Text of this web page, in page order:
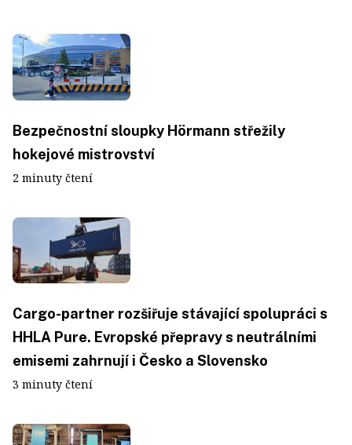
Bezpečnostní sloupky Hörmann střežily
hokejové mistrovství
2 minuty čtení
Cargo-partner rozšiřuje stávající spolupráci s
HHLA Pure. Evropské přepravy s neutrálními
emisemi zahrnují i Česko a Slovensko
3 minuty čtení